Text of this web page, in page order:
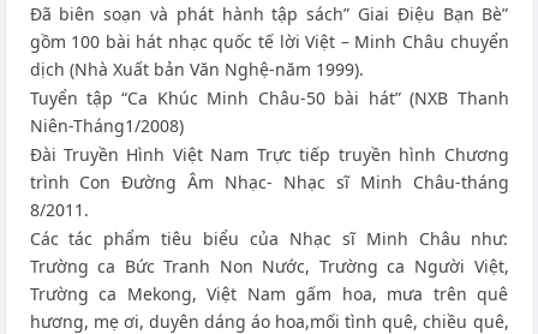
Đã biên soạn và phát hành tập sách” Giai Điệu Bạn Bè”
gồm 100 bài hát nhạc quốc tế lời Việt – Minh Châu chuyển
dịch (Nhà Xuất bản Văn Nghệ-năm 1999).
Tuyển tập “Ca Khúc Minh Châu-50 bài hát” (NXB Thanh
Niên-Tháng1/2008)
Đài Truyền Hình Việt Nam Trực tiếp truyền hình Chương
trình Con Đường Âm Nhạc- Nhạc sĩ Minh Châu-tháng
8/2011.
Các tác phẩm tiêu biểu của Nhạc sĩ Minh Châu như:
Trường ca Bức Tranh Non Nước, Trường ca Người Việt,
Trường ca Mekong, Việt Nam gấm hoa, mưa trên quê
hương, mẹ ơi, duyên dáng áo hoa,mối tình quê, chiều quê,